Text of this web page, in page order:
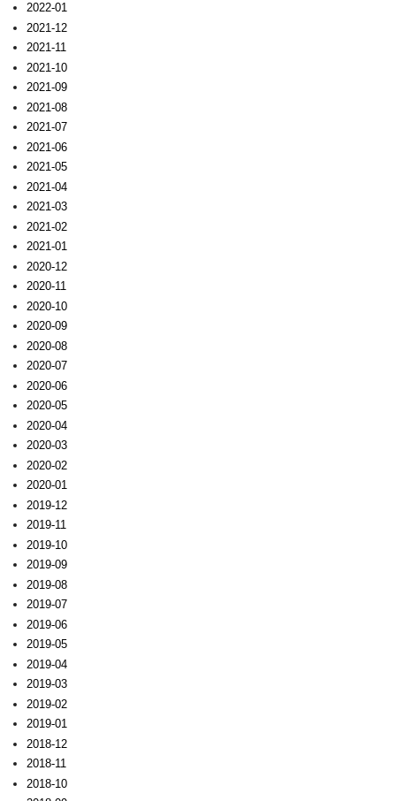
2022-01
2021-12
2021-11
2021-10
2021-09
2021-08
2021-07
2021-06
2021-05
2021-04
2021-03
2021-02
2021-01
2020-12
2020-11
2020-10
2020-09
2020-08
2020-07
2020-06
2020-05
2020-04
2020-03
2020-02
2020-01
2019-12
2019-11
2019-10
2019-09
2019-08
2019-07
2019-06
2019-05
2019-04
2019-03
2019-02
2019-01
2018-12
2018-11
2018-10